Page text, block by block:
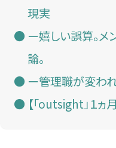
現実
ー嬉しい誤算。
論。
ー管理職が変わ
【「outsight」１ヵ